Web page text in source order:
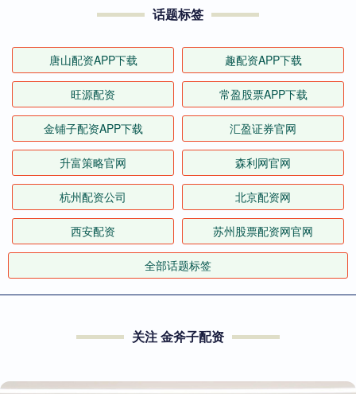
话题标签
唐山配资APP下载 趣配资APP下载
旺源配资 常盈股票APP下载
金铺子配资APP下载 汇盈证券官网
升富策略官网 森利网官网
杭州配资公司 北京配资网
西安配资 苏州股票配资网官网
全部话题标签
关注 金斧子配资